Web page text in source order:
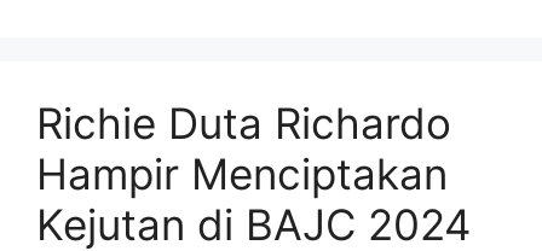
Richie Duta Richardo
Hampir Menciptakan
Kejutan di BAJC 2024